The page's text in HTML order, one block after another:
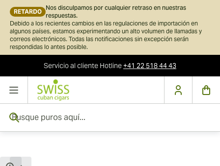
RETARDO
Nos disculpamos por cualquier retraso en nuestras
respuestas.
Debido a los recientes cambios en las regulaciones de importación en
algunos países, estamos experimentando un alto volumen de llamadas y
correos electrónicos. Todas las notificaciones sin excepción serán
respondidas lo antes posible.
Servicio al cliente Hotline+41 22 518 44 43